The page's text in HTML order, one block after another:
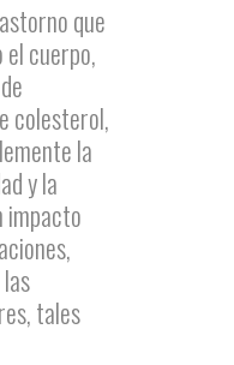
que
cuerpo,
colesterol,
la
y la
impacto
tales